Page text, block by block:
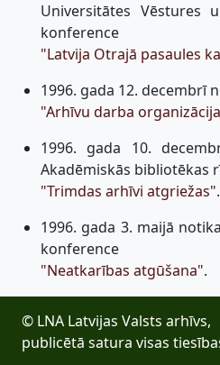
Universitātes Vēstures
konference
"Latvija Otrajā pasaules
1996. gada 12. decembrī
"Arhīvu darba
1996. gada 10.
Akadēmiskās bibliotēkas
"Trimdas arhīvi atgriežas".
1996. gada 3. maijā
konference
"Neatkarības atgūšana".
© LNA Latvijas Valsts arhīvs,
publicētā satura visas